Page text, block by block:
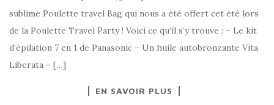
sublime Poulette travel Bag qui nous a été offert cet été lors
de la Poulette Travel Party ! Voici ce qu’il s’y trouve : – Le kit
d’épilation 7 en 1 de Panasonic – Un huile autobronzante Vita
Liberata – […]
EN SAVOIR PLUS